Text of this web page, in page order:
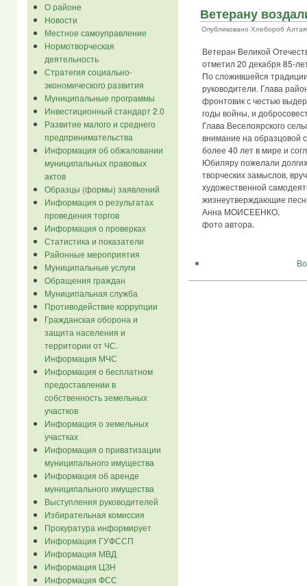
О районе
Новости
Местное самоуправление
Нормотворческая
деятельность
Стратегия социально-
экономического развития
Муниципальные программы
Инвестиционный стандарт 2.0
Развитие малого и среднего
предпринимательства
Информация об обжаловании
муниципальных правовых
актов
Образцы (формы) заявлений
Информация о результатах
проведения торгов
Информация о проверках
Статистика и показатели
Районные мероприятия
Муниципальные услуги
Обращения граждан
Муниципальная служба
Противодействие коррупции
Гражданская оборона и
защита населения и
территории от ЧС.
Информация МЧС
Информация о бесплатном
предоставлении в
собственность земельных
участков
Информация о земельных
участках
Информация о приватизации
муниципального имущества
Информация об аренде
муниципального имущества
Выступления руководителей
Избирательная комиссия
Прокуратура информирует
Информация ГУФССП
Информация МВД
Информация ЦЗН
Информация ФСС
Ветерану
Опубликовано Хлебороб Алтая
Ветеран Великой
отметил 20 декабря 85-
По сложившейся
руководители. Глава
фронтовик с честью
годы войны, и
Глава Веселоярского
внимание на образцовой
более 40 лет в мире и
Юбиляру пожелали
творческих замыслов,
художественной
жизнеутверждающие
Анна МОИСЕЕНКО,
фото автора.